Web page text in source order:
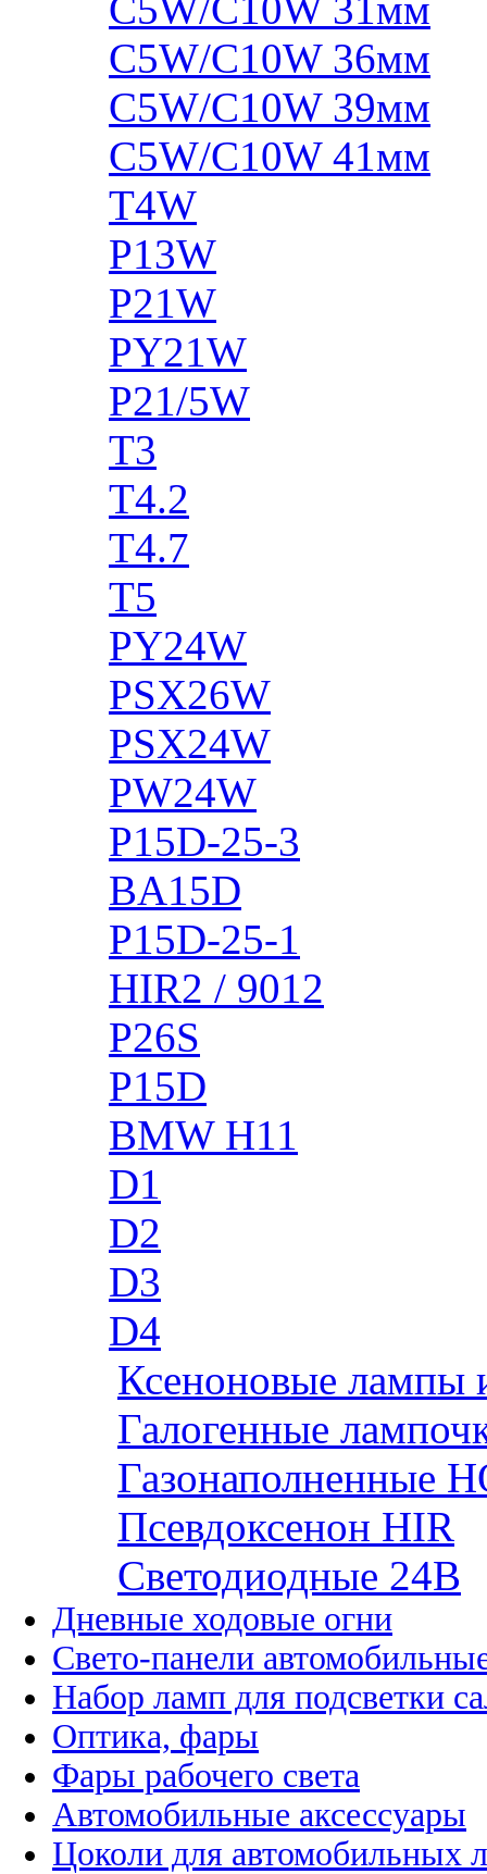
C5W/C10W 36мм
C5W/C10W 39мм
C5W/C10W 41мм
T4W
P13W
P21W
PY21W
P21/5W
T3
T4.2
T4.7
T5
PY24W
PSX26W
PSX24W
PW24W
P15D-25-3
BA15D
P15D-25-1
HIR2 / 9012
P26S
P15D
BMW H11
D1
D2
D3
D4
Ксеноновые лампы
Галогенные
Газонаполненные
Псевдоксенон HIR
Cветодиодные 24B
Дневные ходовые огни
Свето-панели
Набор ламп для подсветки
Оптика, фары
Фары рабочего света
Автомобильные аксессуары
Цоколи для автомобильных